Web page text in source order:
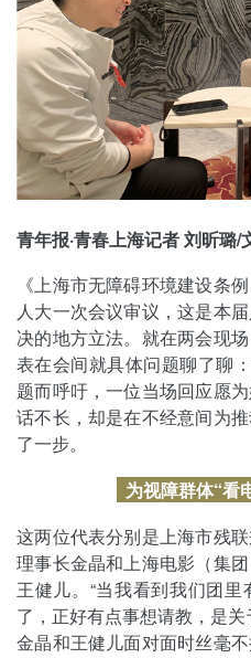
青年报·青春上海记者 刘昕璐/
《上海市无障碍环境建设条
人大一次会议审议，这是本
决的地方立法。就在两会现
表在会间就具体问题聊了聊
题而呼吁，一位当场回应愿
话不长，却是在不经意间为
了一步。
为视障群体“看
这两位代表分别是上海市残
理事长金晶和上海电影（集
王健儿。“当我看到我们团
了，正好有点事想请教，是关
金晶和王健儿面对面时丝毫